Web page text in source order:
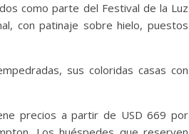
como parte del Festival de la Luz
con patinaje sobre hielo, puestos
sus coloridas casas con
precios a partir de USD 669 por